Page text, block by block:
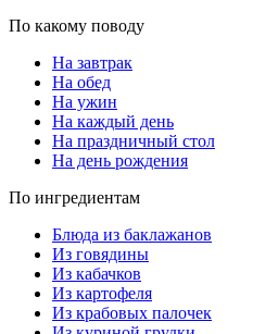
По какому поводу
На завтрак
На обед
На ужин
На каждый день
На праздничный стол
На день рождения
По ингредиентам
Блюда из баклажанов
Из говядины
Из кабачков
Из картофеля
Из крабовых палочек